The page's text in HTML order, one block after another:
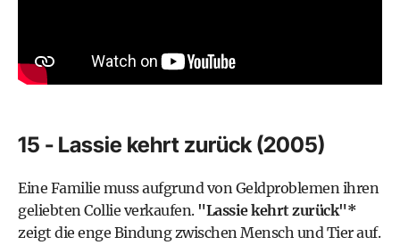
15 - Lassie kehrt zurück (2005)
Eine Familie muss aufgrund von Geldproblemen ihren
geliebten Collie verkaufen. "Lassie kehrt zurück"*
zeigt die enge Bindung zwischen Mensch und Tier auf.